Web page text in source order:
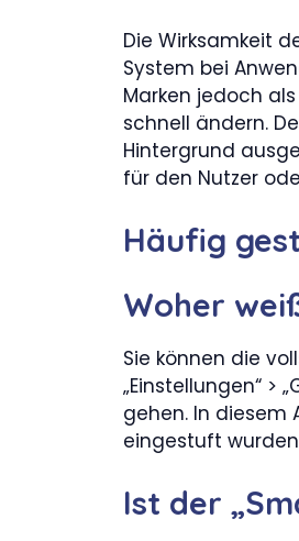
Die Wirksamkeit
System bei
Marken jedoch
schnell ändern.
Hintergrund
für den Nutzer
Häufig
Woher
Sie können die
„Einstellungen“ >
gehen. In diesem
eingestuft
Ist der